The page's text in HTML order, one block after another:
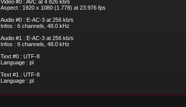
Video #0 : AVC at 4 826 kb/s
Aspect : 1920 x 1080 (1.778) at 23.976 fps
Audio #0 : E-AC-3 at 256 kb/s
Infos : 6 channels, 48.0 kHz
Audio #1 : E-AC-3 at 256 kb/s
Infos : 6 channels, 48.0 kHz
Text #0 : UTF-8
Language : pl
Text #1 : UTF-8
Language : pl